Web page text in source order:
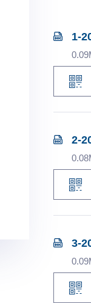
1-
2-
3-